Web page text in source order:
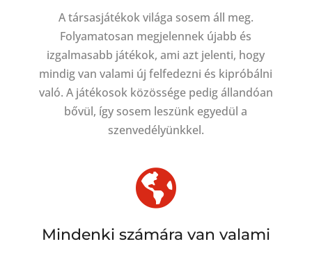
A társasjátékok világa sosem áll meg.
Folyamatosan megjelennek újabb és
izgalmasabb játékok, ami azt jelenti, hogy
mindig van valami új felfedezni és kipróbálni
való. A játékosok közössége pedig állandóan
bővül, így sosem leszünk egyedül a
szenvedélyünkkel.

Mindenki számára van valami